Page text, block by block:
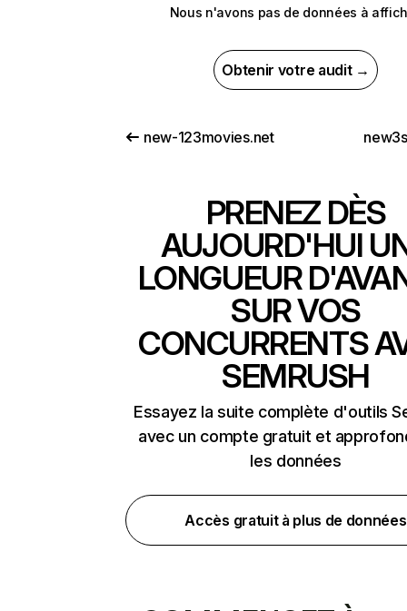
Nous n'avons pas de données à
Obtenir votre audit →
new-123movies.net
PRENEZ DÈS
AUJOURD'HUI
LONGUEUR
SUR VOS
CONCURRENTS
SEMRUSH
Essayez la suite complète d'outils
avec un compte gratuit et
les données
Accès gratuit à plus de données